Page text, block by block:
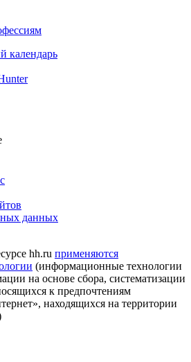
календарь
данных
hh.ru применяются
(информационные технологии
на основе сбора, систематизации
к предпочтениям
находящихся на территории